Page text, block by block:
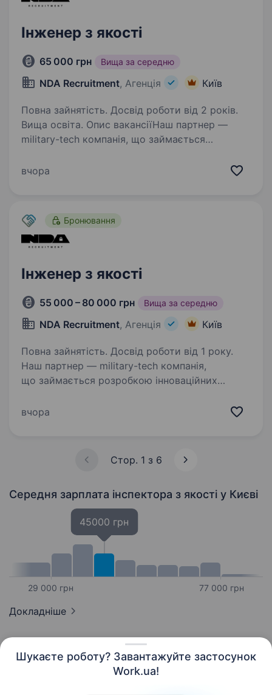
Шукаєте роботу? Завантажуйте застосунок
Work.ua!
Інженер з якості
65 000 грн Вища за середню
NDA Recruitment, Агенція Київ
Повна зайнятість. Досвід роботи від 2 років.
Вища освіта. Опис вакансіїНаш партнер —
military-tech компанія, що займається
Основна задача на цій посаді: відповідальність
вчора
Бронювання
Інженер з якості
55 000 – 80 000 грн Вища за середню
NDA Recruitment, Агенція Київ
Повна зайнятість. Досвід роботи від 1 року.
Наш партнер — military-tech компанія,
що займається розробкою інноваційних
посаді: відповідальність за операційний
вчора
Стор. 1 з 6
Середня зарплата інспектора з якості у Києві
29 000 грн
45000 грн
77 000 грн
Докладніше